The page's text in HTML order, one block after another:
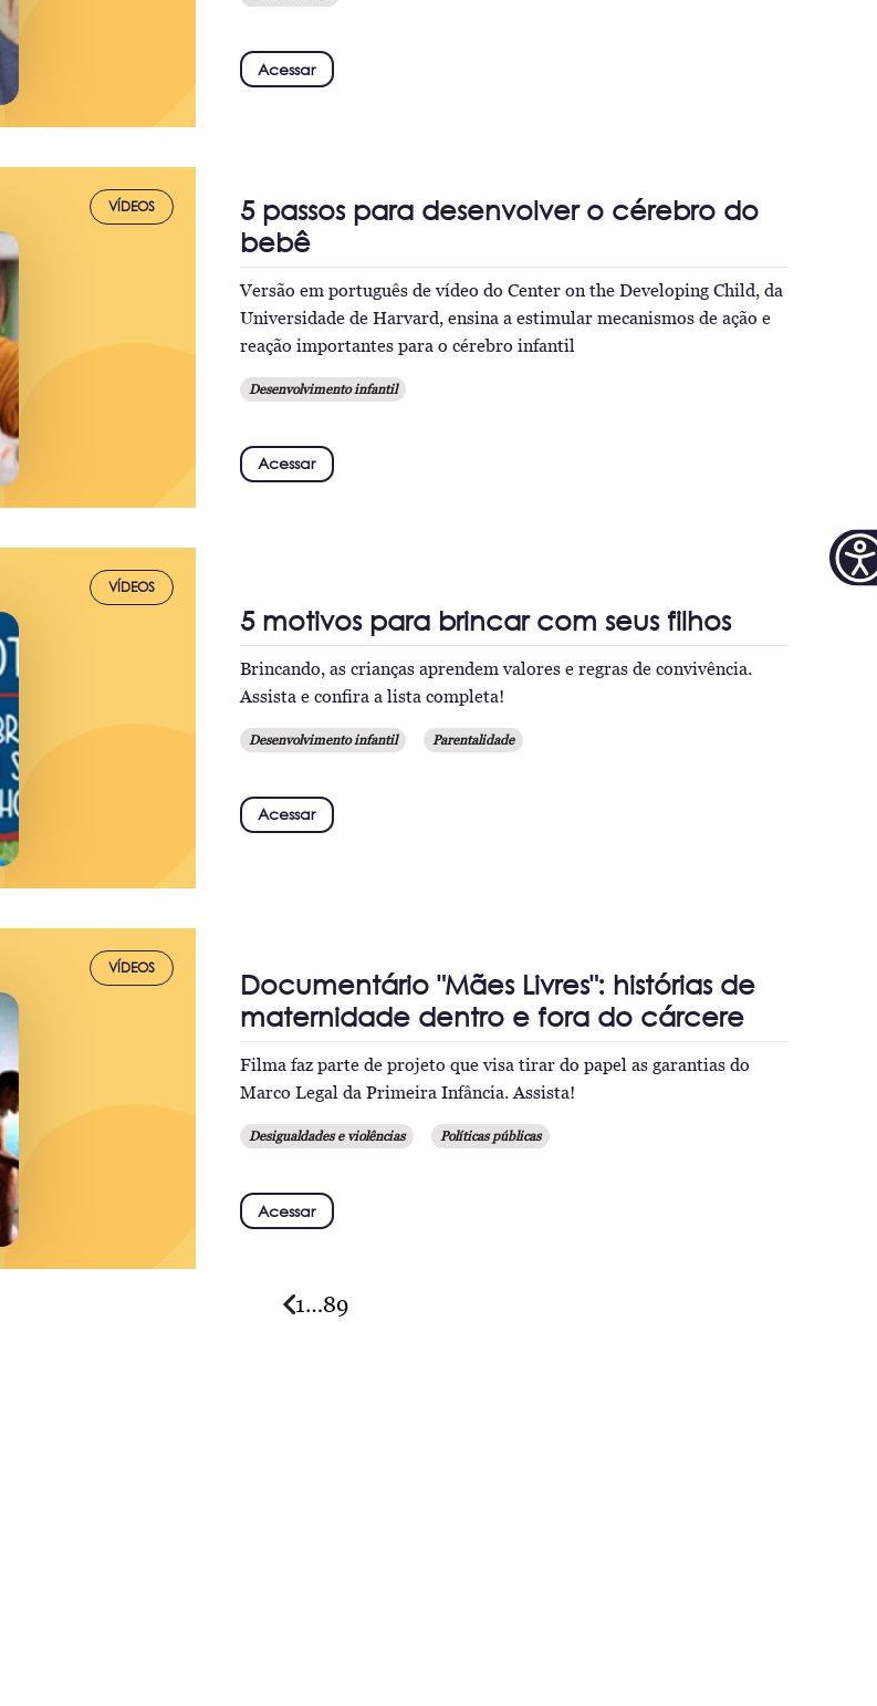
Acessar
VÍDEOS
5 passos para desenvolver o cérebro do
bebê
Versão em português de vídeo do Center on the Developing Child, da
Universidade de Harvard, ensina a estimular mecanismos de ação e
reação importantes para o cérebro infantil
Desenvolvimento infantil
Acessar
VÍDEOS
5 motivos para brincar com seus filhos
Brincando, as crianças aprendem valores e regras de convivência.
Assista e confira a lista completa!
Desenvolvimento infantil Parentalidade
Acessar
VÍDEOS
Documentário "Mães Livres": histórias de
maternidade dentro e fora do cárcere
Filma faz parte de projeto que visa tirar do papel as garantias do
Marco Legal da Primeira Infância. Assista!
Desigualdades e violências Políticas públicas
Acessar
1…89